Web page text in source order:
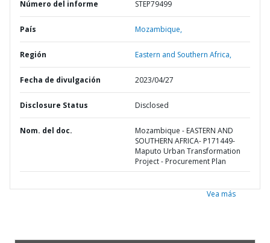
Número del informe STEP79499
País Mozambique,
Región Eastern and Southern Africa,
Fecha de divulgación 2023/04/27
Disclosure Status Disclosed
Nom. del doc.
Mozambique - EASTERN AND
SOUTHERN AFRICA- P171449-
Maputo Urban Transformation
Project - Procurement Plan
Vea más